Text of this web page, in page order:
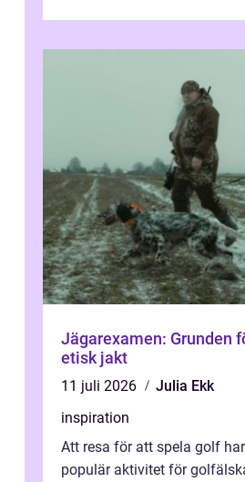
Jägarexamen: Grunden
etisk jakt
11 juli 2026
Julia Ekk
inspiration
Att resa för att spela golf
populär aktivitet för